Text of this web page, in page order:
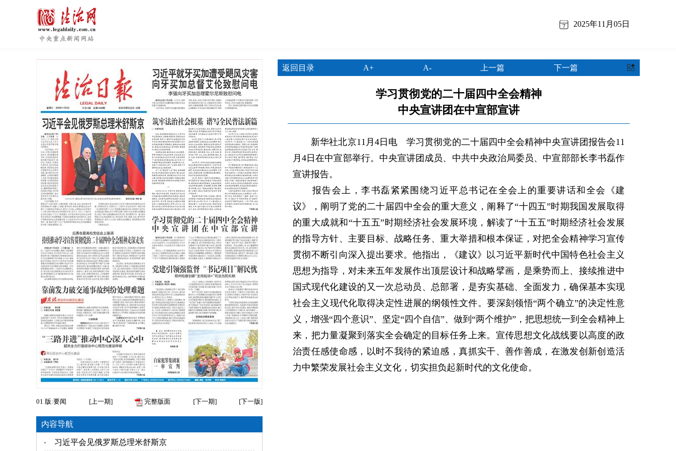
2025年11月05日
01 版:要闻 [上一期] 完整版面 [下一期] [下一版]
内容导航
习近平会见俄罗斯总理米舒斯京
返回目录 A+ A- 上一篇 下一篇
学习贯彻党的二十届四中全会精神
中央宣讲团在中宣部宣讲
新华社北京11月4日电 学习贯彻党的二十届四中全会精神中央宣讲团报告会11
月4日在中宣部举行。中央宣讲团成员、中共中央政治局委员、中宣部部长李书磊作
宣讲报告。
报告会上，李书磊紧紧围绕习近平总书记在全会上的重要讲话和全会《建
议》，阐明了党的二十届四中全会的重大意义，阐释了“十四五”时期我国发展取得
的重大成就和“十五五”时期经济社会发展环境，解读了“十五五”时期经济社会发展
的指导方针、主要目标、战略任务、重大举措和根本保证，对把全会精神学习宣传
贯彻不断引向深入提出要求。他指出，《建议》以习近平新时代中国特色社会主义
思想为指导，对未来五年发展作出顶层设计和战略擘画，是乘势而上、接续推进中
国式现代化建设的又一次总动员、总部署，是夯实基础、全面发力，确保基本实现
社会主义现代化取得决定性进展的纲领性文件。要深刻领悟“两个确立”的决定性意
义，增强“四个意识”、坚定“四个自信”、做到“两个维护”，把思想统一到全会精神上
来，把力量凝聚到落实全会确定的目标任务上来。宣传思想文化战线要以高度的政
治责任感使命感，以时不我待的紧迫感，真抓实干、善作善成，在激发创新创造活
力中繁荣发展社会主义文化，切实担负起新时代的文化使命。